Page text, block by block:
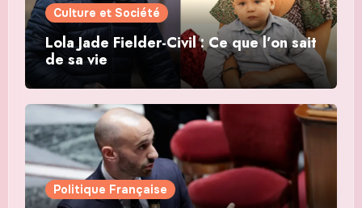
Culture et Société
Lola Jade Fielder-Civil : Ce que l’on sait
de sa vie
Politique Française